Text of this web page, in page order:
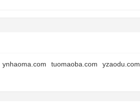
ynhaoma.com tuomaoba.com yzaodu.com